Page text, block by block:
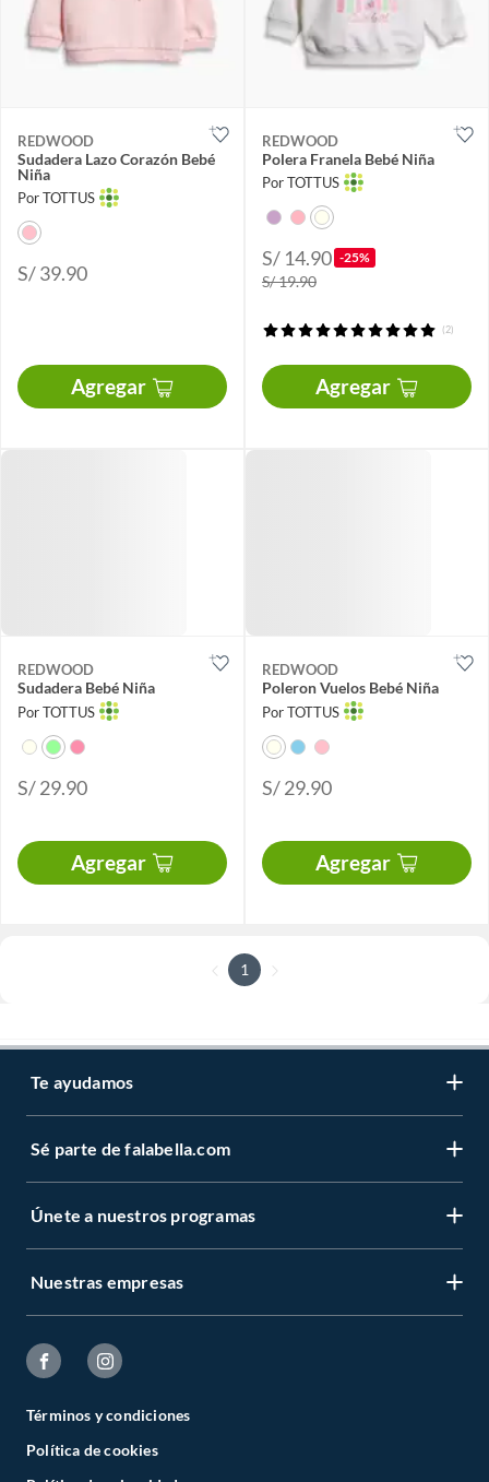
REDWOOD
Sudadera Lazo Corazón Bebé
Niña
Por TOTTUS
S/ 39.90
Agregar
REDWOOD
Polera Franela Bebé Niña
Por TOTTUS
S/ 14.90 -25%
S/ 19.90
(2)
Agregar
REDWOOD
Sudadera Bebé Niña
Por TOTTUS
S/ 29.90
Agregar
REDWOOD
Poleron Vuelos Bebé Niña
Por TOTTUS
S/ 29.90
Agregar
1
Te ayudamos
Sé parte de falabella.com
Únete a nuestros programas
Nuestras empresas
Términos y condiciones
Política de cookies